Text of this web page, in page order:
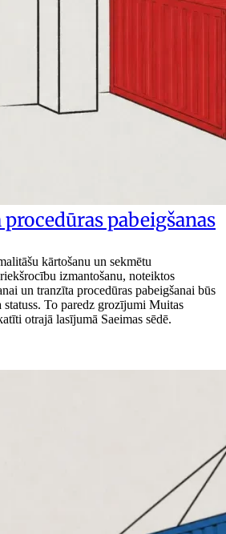
pabeigšanas
kārtošanu un sekmētu
izmantošanu, noteiktos
un tranzīta procedūras pabeigšanai būs
statuss. To paredz grozījumi Muitas
otrajā lasījumā Saeimas sēdē.